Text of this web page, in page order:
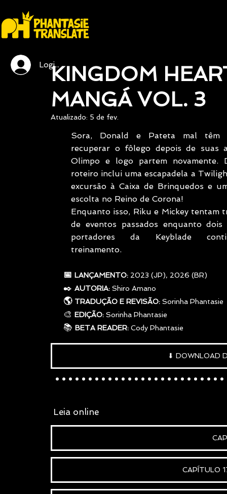
KINGDOM
MANGÁ VOL. 3
Atualizado: 5 de fev.
Sora, Donald e Pateta mal têm
recuperar o fôlego depois de suas
Olimpo e logo partem novamente.
roteiro inclui uma escapadela a
excursão à Caixa de Brinquedos e
escolta no Reino de Corona!
Enquanto isso, Riku e Mickey tentam
de eventos passados enquanto dois
portadores da Keyblade
treinamento.
     📅
LANÇAMENTO: 2023 (JP), 2026 (BR)
✒️ AUTORIA: Shiro Amano
     🌎
TRADUÇÃO E REVISÃO: Sorinha Phantasie
     🎨
EDIÇÃO: Sorinha Phantasie
     📚
BETA READER: Cody Phantasie
⬇ DOWNLOAD
Leia online
CAPÍTULO
Login / Registre-se